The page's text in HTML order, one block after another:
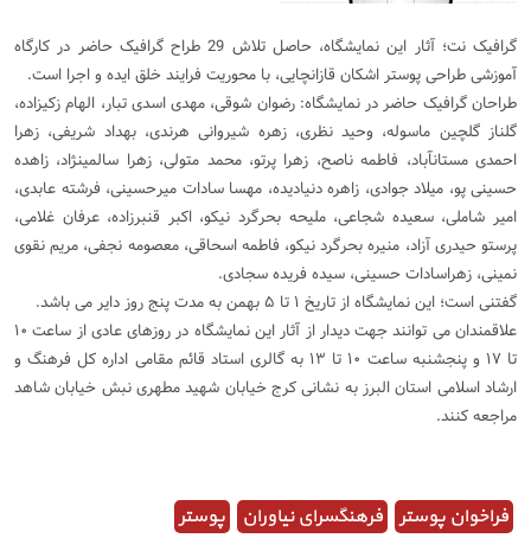
گرافیک نت؛ آثار این نمایشگاه، حاصل تلاش 29 طراح گرافیک حاضر در کارگاه
آموزشی طراحی پوستر اشکان قازانچایی، با محوریت فرایند خلق ایده و اجرا است.
طراحان گرافیک حاضر در نمایشگاه: رضوان شوقی، مهدی اسدی تبار، الهام زکی‎زاده،
گلناز گلچین ماسوله، وحید نظری، زهره شیروانی هرندی، بهداد شریفی، زهرا
احمدی مستان‎آباد، فاطمه ناصح، زهرا پرتو، محمد متولی، زهرا سالمی‎نژاد، زاهده
حسینی پو، میلاد جوادی، زاهره دنیا‎دیده، مهسا‎ سادات میر‎حسینی، فرشته عابدی،
امیر شاملی، سعیده شجاعی، ملیحه بحر‎گرد نیکو، اکبر قنبر‎زاده، عرفان غلامی،
پرستو حیدری آزاد، منیره بحر‎گرد نیکو، فاطمه اسحاقی، معصومه نجفی، مریم نقوی
نمینی، زهرا‎سادات حسینی، سیده فریده سجادی.
گفتنی است؛ این نمایشگاه از تاریخ ۱ تا ۵ بهمن به مدت پنج روز دایر می باشد.
علاقمندان می توانند جهت دیدار از آثار این نمایشگاه در روزهای عادی از ساعت ۱۰
تا ۱۷ و پنجشنبه ساعت ۱۰ تا ۱۳ به گالری استاد قائم مقامی اداره کل فرهنگ و
ارشاد اسلامی استان البرز به نشانی کرج خیابان شهید مطهری نبش خیابان شاهد
مراجعه کنند.
فراخوان پوستر فرهنگسرای نیاوران پوستر